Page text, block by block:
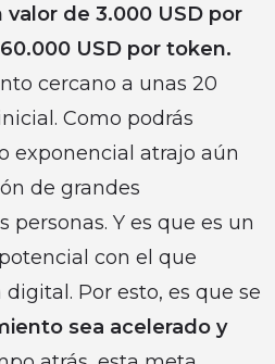
de 3.000 USD por
USD por token.
cercano a unas 20
Como podrás
exponencial atrajo aún
de grandes
personas. Y es que es un
con el que
Por esto, es que se
sea acelerado y